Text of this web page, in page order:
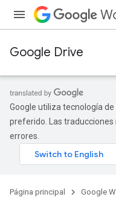
Google Drive
Google utiliza tecnología
preferido. Las
errores.
Página principal Google